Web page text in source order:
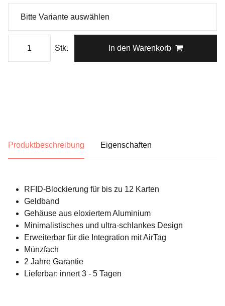
Stk. In den Warenkorb
Produktbeschreibung Eigenschaften
RFID-Blockierung für bis zu 12 Karten
Geldband
Gehäuse aus eloxiertem Aluminium
Minimalistisches und ultra-schlankes Design
Erweiterbar für die Integration mit AirTag
Münzfach
2 Jahre Garantie
Lieferbar: innert 3 - 5 Tagen